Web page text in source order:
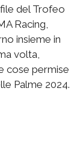
del Trofeo
Racing,
insieme in
volta,
cose permise
Palme 2024.